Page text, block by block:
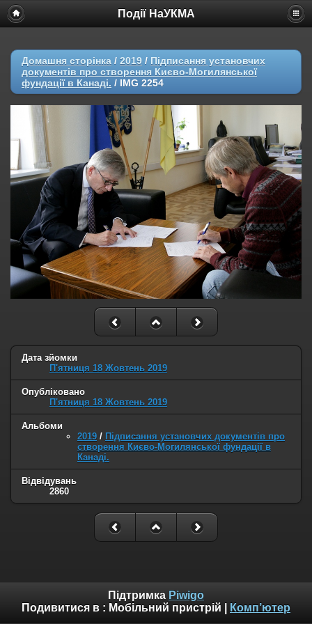
Події НаУКМА
Домашня сторінка / 2019 / Підписання установчих
документів про створення Києво-Могилянської
фундації в Канаді. / IMG 2254
Дата зйомки
П'ятниця 18 Жовтень 2019
Опубліковано
П'ятниця 18 Жовтень 2019
Альбоми
2019 / Підписання установчих документів про
створення Києво-Могилянської фундації в
Канаді.
Відвідувань
2860
Підтримка Piwigo
Подивитися в : Мобільний пристрій Комп’ютер